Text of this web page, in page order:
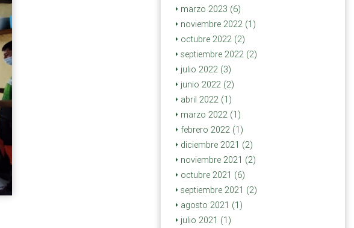
marzo 2023 (6)
noviembre 2022 (1)
octubre 2022 (2)
septiembre 2022 (2)
julio 2022 (3)
junio 2022 (2)
abril 2022 (1)
marzo 2022 (1)
febrero 2022 (1)
diciembre 2021 (2)
noviembre 2021 (2)
octubre 2021 (6)
septiembre 2021 (2)
agosto 2021 (1)
julio 2021 (1)